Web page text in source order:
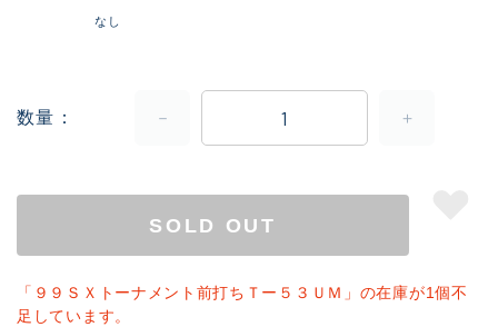
なし
数量
SOLD OUT
「９９ＳＸトーナメント前打ちＴー５３ＵＭ」の在庫が1個不
足しています。